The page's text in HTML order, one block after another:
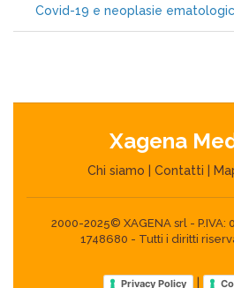
Covid-19 e neoplasie
Xagena
Chi siamo Contatti
2000-2025© XAGENA srl - P.IVA:
1748680 - Tutti i diritti
Privacy Policy